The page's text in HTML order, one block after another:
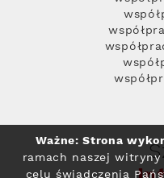
Ważne: Strona
ramach naszej
celu świadczenia